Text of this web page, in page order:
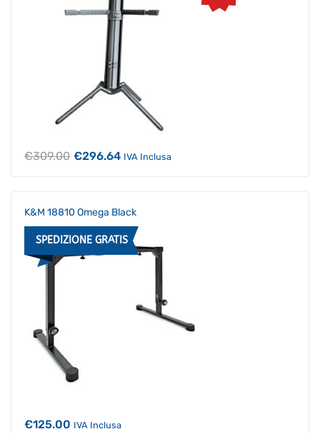
€309.00 Il
€296.64IlIVA Inclusa
K&M 18810 Omega Black
SPEDIZIONE GRATIS
€125.00 IVA Inclusa